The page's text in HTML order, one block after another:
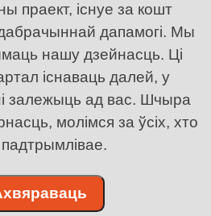
праект, існуе за кошт
дапамогі. Мы
нашу дзейнасць. Ці
існаваць далей, у
залежыць ад вас. Шчыра
молімся за ўсіх, хто